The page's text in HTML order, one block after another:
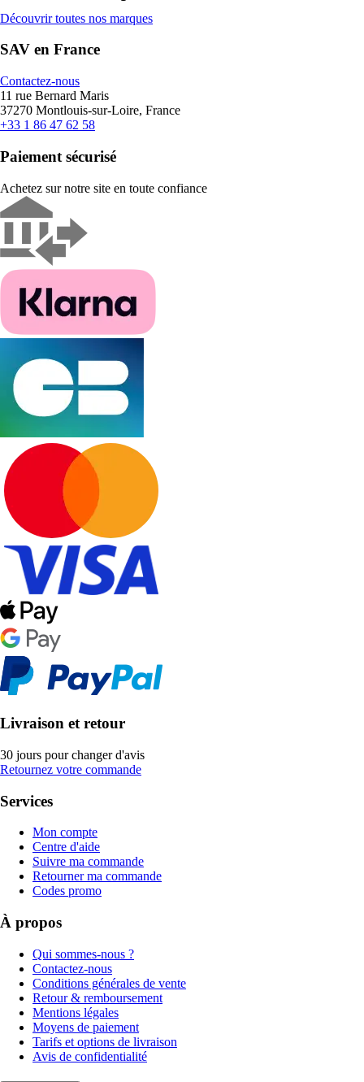
Découvrir toutes nos marques
SAV en France
Contactez-nous
11 rue Bernard Maris
37270 Montlouis-sur-Loire, France
+33 1 86 47 62 58
Paiement sécurisé
Achetez sur notre site en toute confiance
Livraison et retour
30 jours pour changer d'avis
Retournez votre commande
Services
Mon compte
Centre d'aide
Suivre ma commande
Retourner ma commande
Codes promo
À propos
Qui sommes-nous ?
Contactez-nous
Conditions générales de vente
Retour & remboursement
Mentions légales
Moyens de paiement
Tarifs et options de livraison
Avis de confidentialité